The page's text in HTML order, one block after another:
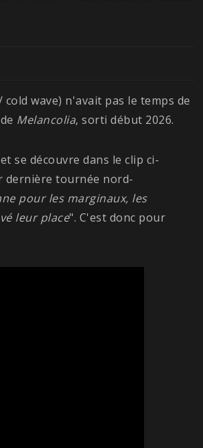
cold wave) n'avait pas le temps de
Melancolia, sorti début 2026.
se découvre dans le clip ci-
dernière tournée nord-
pour les marginaux, les
leur place". C'est donc pour